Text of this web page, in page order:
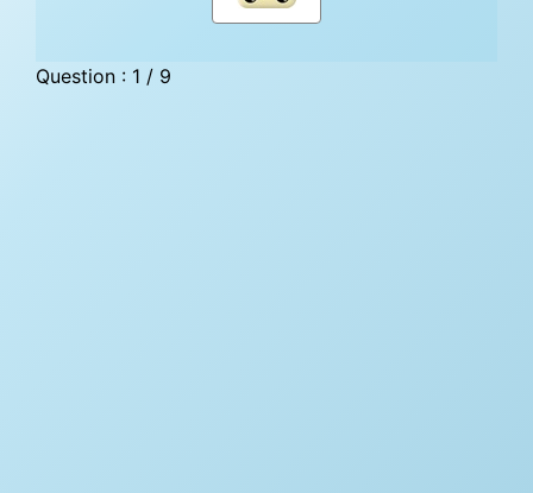
Question : 1 / 9